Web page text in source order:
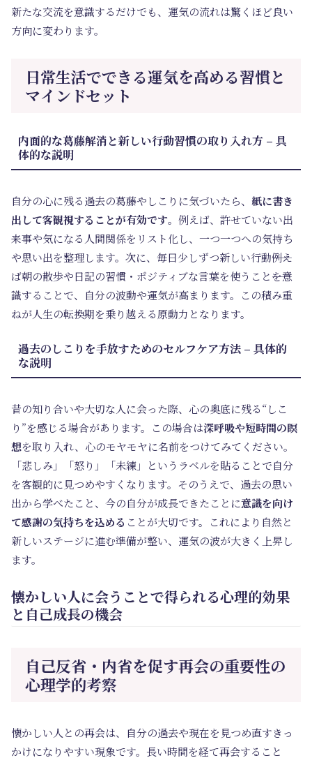
新たな交流を意識するだけでも、運気の流れは驚くほど良い
方向に変わります。
日常生活でできる運気を高める習慣と
マインドセット
内面的な葛藤解消と新しい行動習慣の取り入れ方 – 具
体的な説明
自分の心に残る過去の葛藤やしこりに気づいたら、 紙に書き
出して客観視することが有効です。例えば、許せていない出
来事や気になる人間関係をリスト化し、一つ一つへの気持ち
や思い出を整理します。次に、毎日少しずつ新しい行動――例え
ば朝の散歩や日記の習慣・ポジティブな言葉を使うこと――を意
識することで、自分の波動や運気が高まります。この積み重
ねが人生の転換期を乗り越える原動力となります。
過去のしこりを手放すためのセルフケア方法 – 具体的
な説明
昔の知り合いや大切な人に会った際、心の奥底に残る“しこ
り”を感じる場合があります。この場合は深呼吸や短時間の瞑
想を取り入れ、心のモヤモヤに名前をつけてみてください。
「悲しみ」「怒り」「未練」というラベルを貼ることで自分
を客観的に見つめやすくなります。そのうえで、過去の思い
出から学べたこと、今の自分が成長できたことに意識を向け
て感謝の気持ちを込める ことが大切です。これにより自然と
新しいステージに進む準備が整い、運気の波が大きく上昇し
ます。
懐かしい人に会うことで得られる心理的効果
と自己成長の機会
自己反省・内省を促す再会の重要性の
心理学的考察
懐かしい人との再会は、自分の過去や現在を見つめ直すきっ
かけになりやすい現象です。長い時間を経て再会すること